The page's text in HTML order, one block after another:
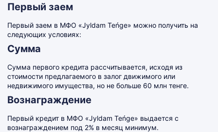
Первый заем
Первый заем в МФО «Jyldam Teńge» можно получить на
следующих условиях:
Сумма
Сумма первого кредита рассчитывается, исходя из
стоимости предлагаемого в залог движимого или
недвижимого имущества, но не больше 60 млн тенге.
Вознаграждение
Первый кредит в МФО «Jyldam Teńge» выдается с
вознаграждением под 2% в месяц минимум.